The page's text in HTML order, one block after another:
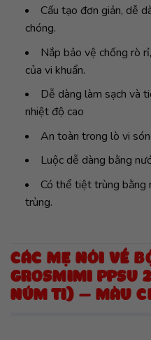
Cấu tạo đơn giản, dễ
chóng.
Nắp bảo vệ chống rò
của vi khuẩn.
Dễ dàng làm sạch và
nhiệt độ cao
An toàn trong lò vi
Luộc dễ dàng bằng
Có thể tiệt trùng bằng
trùng.
CÁC MẸ NÓI VỀ
GROSMIMI PPSU
NÚM TI) – MÀU